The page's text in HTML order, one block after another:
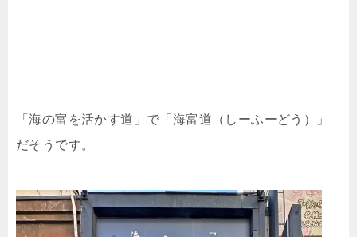
「海の富を活かす道」で「海富道（しーふーどう）」
だそうです。